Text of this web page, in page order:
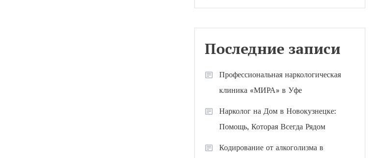
Последние записи
Профессиональная наркологическая
клиника «МИРА» в Уфе
Нарколог на Дом в Новокузнецке:
Помощь, Которая Всегда Рядом
Кодирование от алкоголизма в